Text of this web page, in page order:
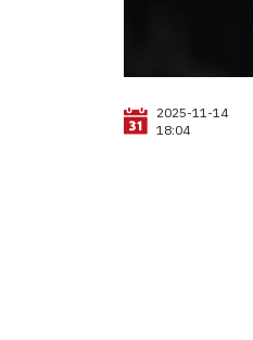
2025-11-14
18:04